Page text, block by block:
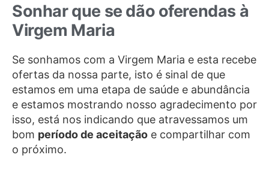
Sonhar que se dão oferendas à
Virgem Maria
Se sonhamos com a Virgem Maria e esta recebe
ofertas da nossa parte, isto é sinal de que
estamos em uma etapa de saúde e abundância
e estamos mostrando nosso agradecimento por
isso, está nos indicando que atravessamos um
bom período de aceitação e compartilhar com
o próximo.